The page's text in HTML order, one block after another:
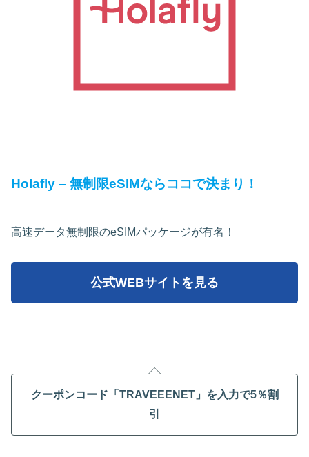
Holafly – 無制限eSIMならココで決まり！
高速データ無制限のeSIMパッケージが有名！
公式WEBサイトを見る
クーポンコード「TRAVEEENET」を入力で5％割
引